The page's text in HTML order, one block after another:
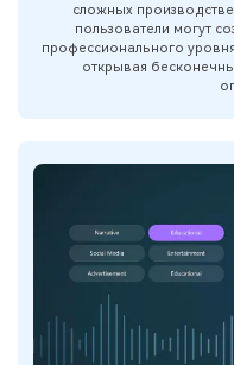
сложных
пользователи могут
профессионального
открывая